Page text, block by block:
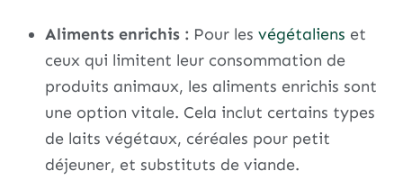
Aliments enrichis : Pour les végétaliens et
ceux qui limitent leur consommation de
produits animaux, les aliments enrichis sont
une option vitale. Cela inclut certains types
de laits végétaux, céréales pour petit
déjeuner, et substituts de viande.